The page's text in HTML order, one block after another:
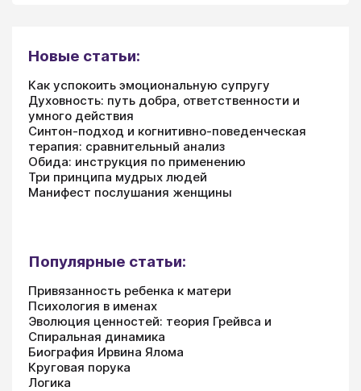
Новые статьи:
Как успокоить эмоциональную супругу
Духовность: путь добра, ответственности и
умного действия
Синтон-подход и когнитивно-поведенческая
терапия: сравнительный анализ
Обида: инструкция по применению
Три принципа мудрых людей
Манифест послушания женщины
Популярные статьи:
Привязанность ребенка к матери
Психология в именах
Эволюция ценностей: теория Грейвса и
Спиральная динамика
Биография Ирвина Ялома
Круговая порука
Логика